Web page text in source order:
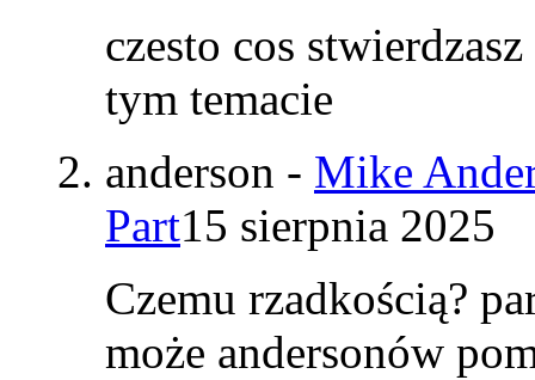
czesto cos
tym temacie
anderson - Mike
Part15 sierpnia 2025
Czemu rzadkością?
może andersonów